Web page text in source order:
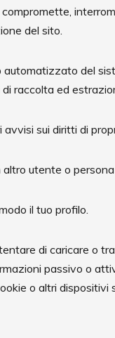
del sito.
automatizzato del
raccolta ed
avvisi sui diritti di
utente o
il tuo profilo.
di caricare o
passivo o
o altri